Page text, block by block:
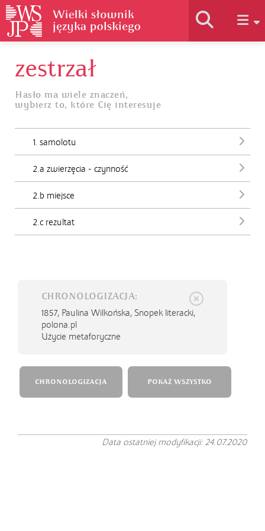
Historia słownika
Jak korzystać
zestrzał
Hasło ma wiele znaczeń,
wybierz to, które Cię interesuje
1. samolotu
2.a zwierzęcia - czynność
2.b miejsce
2.c rezultat
CHRONOLOGIZACJA:
1857, Paulina Wilkońska, Snopek literacki,
polona.pl
Użycie metaforyczne
CHRONOLOGIZACJA POKAŻ WSZYSTKO
Data ostatniej modyfikacji: 24.07.2020